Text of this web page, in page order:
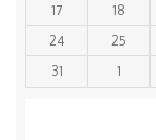
17
18
24
25
31
1